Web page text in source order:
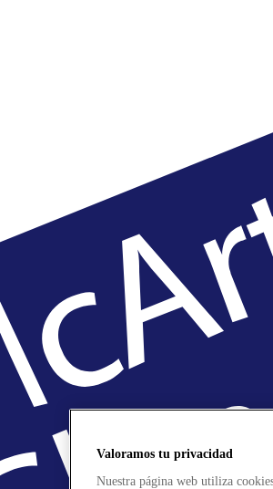
Valoramos tu privacidad
Nuestra página web utiliza